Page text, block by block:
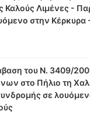
Λιμένες -
στην Κέρκυρα
του Ν. 3409/
στο Πήλιο τη
σε